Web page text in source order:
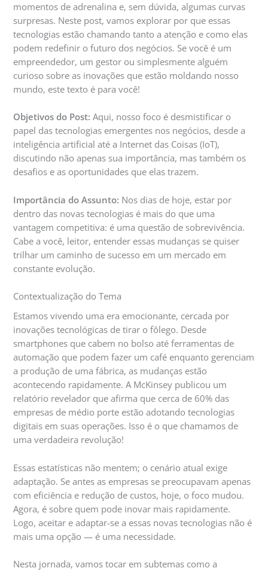
momentos de adrenalina e, sem dúvida, algumas curvas
surpresas. Neste post, vamos explorar por que essas
tecnologias estão chamando tanto a atenção e como elas
podem redefinir o futuro dos negócios. Se você é um
empreendedor, um gestor ou simplesmente alguém
curioso sobre as inovações que estão moldando nosso
mundo, este texto é para você!
Objetivos do Post: Aqui, nosso foco é desmistificar o
papel das tecnologias emergentes nos negócios, desde a
inteligência artificial até a Internet das Coisas (IoT),
discutindo não apenas sua importância, mas também os
desafios e as oportunidades que elas trazem.
Importância do Assunto: Nos dias de hoje, estar por
dentro das novas tecnologias é mais do que uma
vantagem competitiva: é uma questão de sobrevivência.
Cabe a você, leitor, entender essas mudanças se quiser
trilhar um caminho de sucesso em um mercado em
constante evolução.
Contextualização do Tema
Estamos vivendo uma era emocionante, cercada por
inovações tecnológicas de tirar o fôlego. Desde
smartphones que cabem no bolso até ferramentas de
automação que podem fazer um café enquanto gerenciam
a produção de uma fábrica, as mudanças estão
acontecendo rapidamente. A McKinsey publicou um
relatório revelador que afirma que cerca de 60% das
empresas de médio porte estão adotando tecnologias
digitais em suas operações. Isso é o que chamamos de
uma verdadeira revolução!
Essas estatísticas não mentem; o cenário atual exige
adaptação. Se antes as empresas se preocupavam apenas
com eficiência e redução de custos, hoje, o foco mudou.
Agora, é sobre quem pode inovar mais rapidamente.
Logo, aceitar e adaptar-se a essas novas tecnologias não é
mais uma opção — é uma necessidade.
Nesta jornada, vamos tocar em subtemas como a